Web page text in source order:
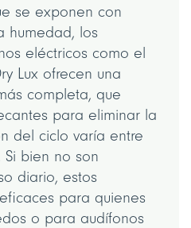
se exponen con
humedad, los
eléctricos como el
Lux ofrecen una
completa, que
para eliminar la
del ciclo varía entre
Si bien no son
diario, estos
para quienes
o para audífonos